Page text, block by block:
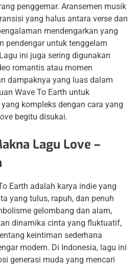
penggemar. Aransemen musik
yang halus antara verse dan
mendengarkan yang
pendengar untuk tenggelam
ini juga sering digunakan
romantis atau momen
dampaknya yang luas dalam
Wave To Earth untuk
kompleks dengan cara yang
begitu disukai.
Lagu Love –
Earth adalah karya indie yang
yang tulus, rapuh, dan penuh
gelombang dan alam,
dinamika cinta yang fluktuatif,
keintiman sederhana
modern. Di Indonesia, lagu ini
generasi muda yang mencari